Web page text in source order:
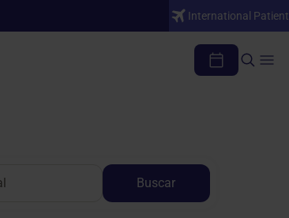
International Patient
Buscar